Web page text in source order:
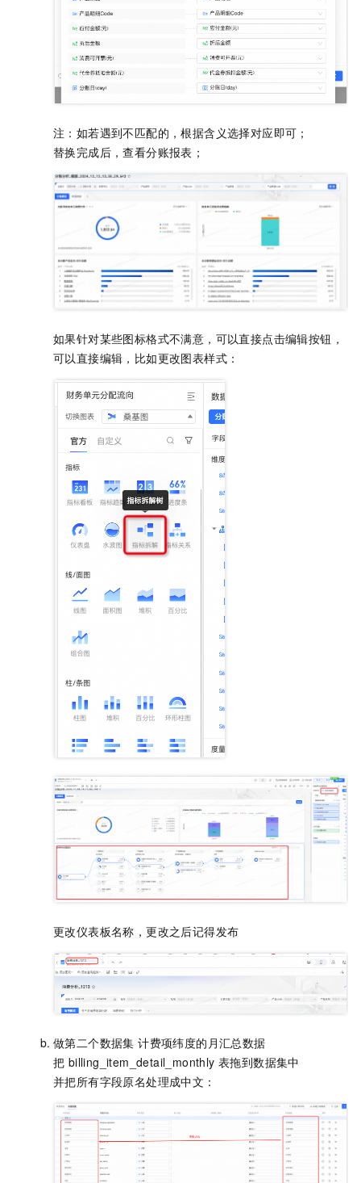
注：如若遇到不匹配的，根据含义选择对应即可；
替换完成后，查看分账报表；
如果针对某些图标格式不满意，可以直接点击编辑按钮，
可以直接编辑，比如更改图表样式：
更改仪表板名称，更改之后记得发布
做第二个数据集 计费项纬度的月汇总数据
把 billing_item_detail_monthly 表拖到数据集中
并把所有字段原名处理成中文：